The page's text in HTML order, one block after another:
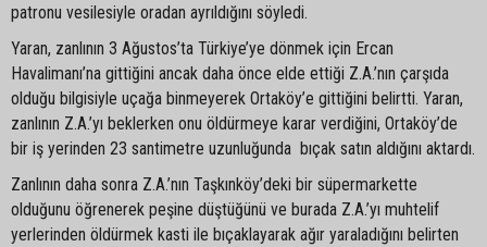
patronu vesilesiyle oradan ayrıldığını söyledi.
Yaran, zanlının 3 Ağustos’ta Türkiye’ye dönmek için Ercan
Havalimanı’na gittiğini ancak daha önce elde ettiği Z.A.’nın çarşıda
olduğu bilgisiyle uçağa binmeyerek Ortaköy’e gittiğini belirtti. Yaran,
zanlının Z.A.’yı beklerken onu öldürmeye karar verdiğini, Ortaköy’de
bir iş yerinden 23 santimetre uzunluğunda bıçak satın aldığını aktardı.
Zanlının daha sonra Z.A.’nın Taşkınköy’deki bir süpermarkette
olduğunu öğrenerek peşine düştüğünü ve burada Z.A.’yı muhtelif
yerlerinden öldürmek kasti ile bıçaklayarak ağır yaraladığını belirten